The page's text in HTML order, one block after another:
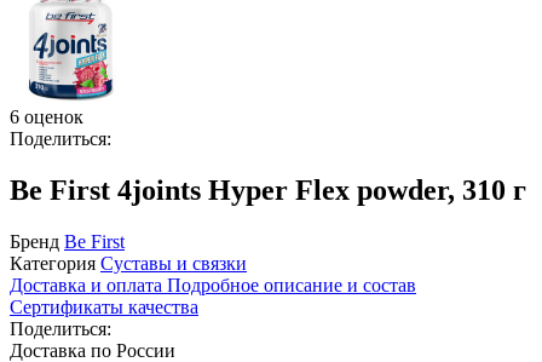
6 оценок
Поделиться:
Be First 4joints Hyper Flex powder, 310 г
Бренд Be First
Категория Суставы и связки
Доставка и оплата Подробное описание и состав
Сертификаты качества
Поделиться:
Доставка по России